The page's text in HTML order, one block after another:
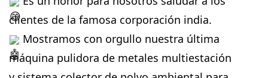
clientes de la famosa corporación india.
Mostramos con orgullo nuestra última
máquina pulidora de metales multiestación